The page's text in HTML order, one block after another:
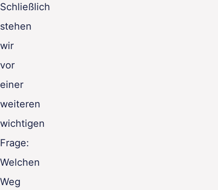
Schließlich
stehen
wir
vor
einer
weiteren
wichtigen
Frage:
Welchen
Weg